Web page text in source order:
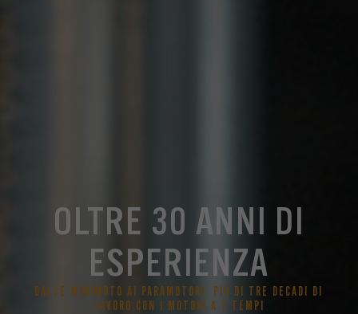
OLTRE 30 ANNI DI
ESPERIENZA
DALLE MINIMOTO AI PARAMOTORI: PIÙ DI TRE DECADI DI
LAVORO CON I MOTORI A 2 TEMPI